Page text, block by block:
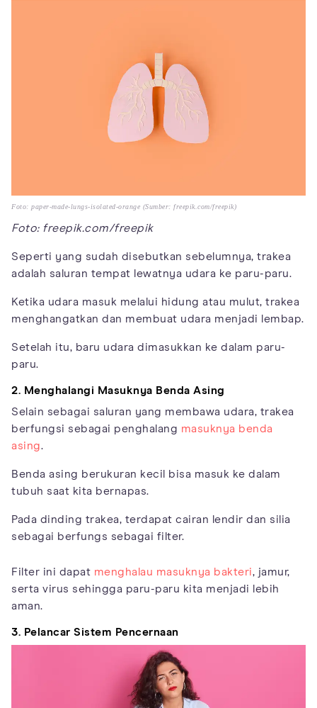
Foto: paper-made-lungs-isolated-orange (Sumber: freepik.com/freepik)
Foto: freepik.com/freepik
Seperti yang sudah disebutkan sebelumnya, trakea
adalah saluran tempat lewatnya udara ke paru-paru.
Ketika udara masuk melalui hidung atau mulut, trakea
menghangatkan dan membuat udara menjadi lembap.
Setelah itu, baru udara dimasukkan ke dalam paru-
paru.
2. Menghalangi Masuknya Benda Asing
Selain sebagai saluran yang membawa udara, trakea
berfungsi sebagai penghalang masuknya benda
asing.
Benda asing berukuran kecil bisa masuk ke dalam
tubuh saat kita bernapas.
Pada dinding trakea, terdapat cairan lendir dan silia
sebagai berfungs sebagai filter.
Filter ini dapat menghalau masuknya bakteri, jamur,
serta virus sehingga paru-paru kita menjadi lebih
aman.
3. Pelancar Sistem Pencernaan